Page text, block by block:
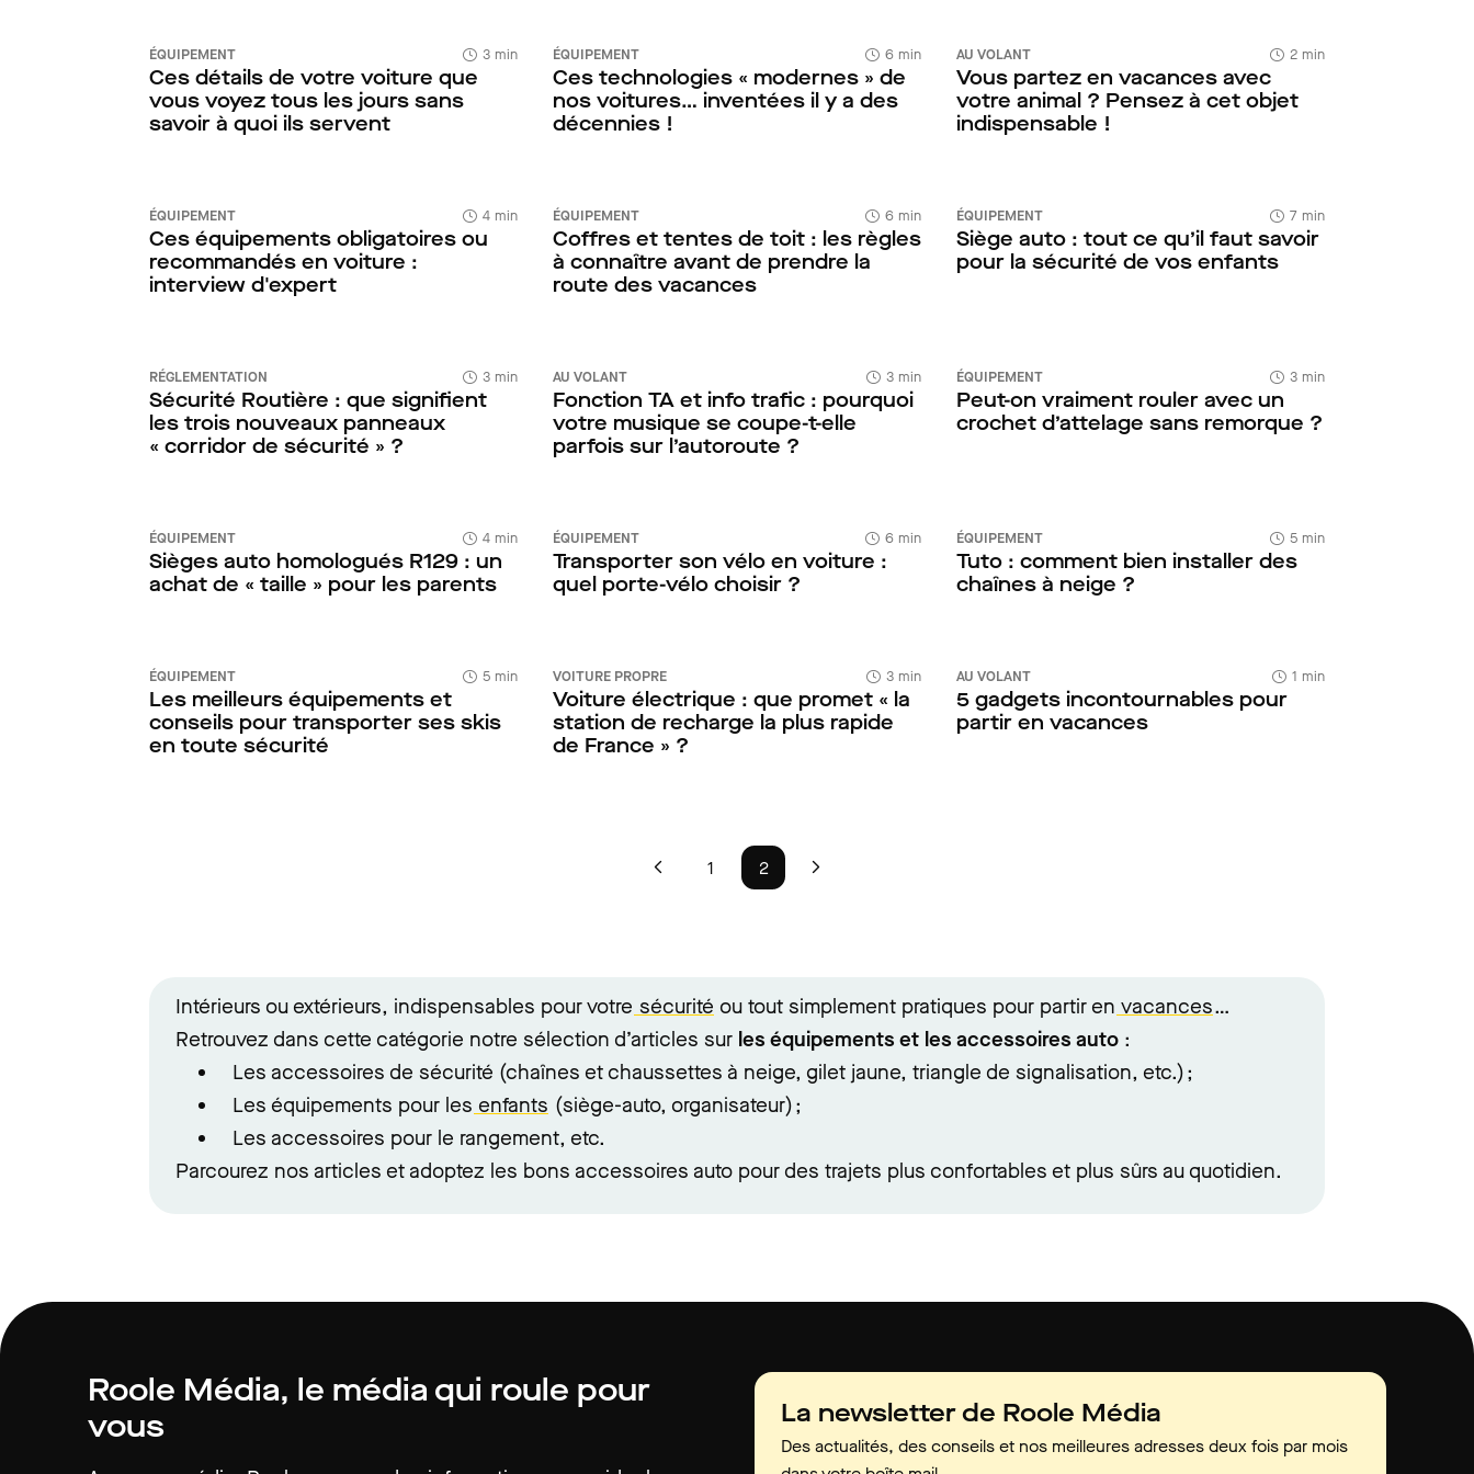
ÉQUIPEMENT 3 min
Ces détails de votre voiture que
vous voyez tous les jours sans
savoir à quoi ils servent
ÉQUIPEMENT 6 min
Ces technologies « modernes » de
nos voitures… inventées il y a des
décennies !
AU VOLANT 2 min
Vous partez en vacances avec
votre animal ? Pensez à cet objet
indispensable !
ÉQUIPEMENT 4 min
Ces équipements obligatoires ou
recommandés en voiture :
interview d'expert
ÉQUIPEMENT 6 min
Coffres et tentes de toit : les règles
à connaître avant de prendre la
route des vacances
ÉQUIPEMENT 7 min
Siège auto : tout ce qu’il faut savoir
pour la sécurité de vos enfants
RÉGLEMENTATION 3 min
Sécurité Routière : que signifient
les trois nouveaux panneaux
« corridor de sécurité » ?
AU VOLANT 3 min
Fonction TA et info trafic : pourquoi
votre musique se coupe-t-elle
parfois sur l’autoroute ?
ÉQUIPEMENT 3 min
Peut-on vraiment rouler avec un
crochet d’attelage sans remorque ?
ÉQUIPEMENT 4 min
Sièges auto homologués R129 : un
achat de « taille » pour les parents
ÉQUIPEMENT 6 min
Transporter son vélo en voiture :
quel porte-vélo choisir ?
ÉQUIPEMENT 5 min
Tuto : comment bien installer des
chaînes à neige ?
ÉQUIPEMENT 5 min
Les meilleurs équipements et
conseils pour transporter ses skis
en toute sécurité
VOITURE PROPRE 3 min
Voiture électrique : que promet « la
station de recharge la plus rapide
de France » ?
AU VOLANT 1 min
5 gadgets incontournables pour
partir en vacances
1 2
Intérieurs ou extérieurs, indispensables pour votre sécurité ou tout simplement pratiques pour partir en vacances…
Retrouvez dans cette catégorie notre sélection d’articles sur les équipements et les accessoires auto :
Les accessoires de sécurité (chaînes et chaussettes à neige, gilet jaune, triangle de signalisation, etc.) ;
Les équipements pour les enfants (siège-auto, organisateur) ;
Les accessoires pour le rangement, etc.
Parcourez nos articles et adoptez les bons accessoires auto pour des trajets plus confortables et plus sûrs au quotidien.
Roole Média, le média qui roule pour
vous
La newsletter de Roole Média
Des actualités, des conseils et nos meilleures adresses deux fois par mois